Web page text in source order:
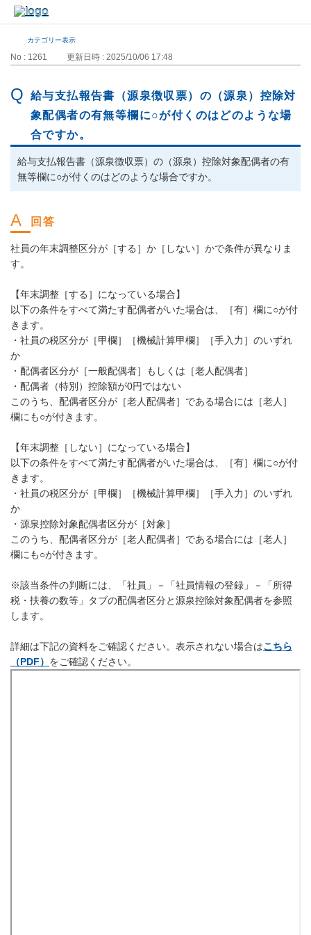
カテゴリー表示
No : 1261 更新日時 : 2025/10/06 17:48
給与支払報告書（源泉徴収票）の（源泉）控除対
象配偶者の有無等欄に○が付くのはどのような場
合ですか。
給与支払報告書（源泉徴収票）の（源泉）控除対象配偶者の有
無等欄に○が付くのはどのような場合ですか。
社員の年末調整区分が［する］か［しない］かで条件が異なりま
す。
【年末調整［する］になっている場合】
以下の条件をすべて満たす配偶者がいた場合は、［有］欄に○が付
きます。
・社員の税区分が［甲欄］［機械計算甲欄］［手入力］のいずれ
か
・配偶者区分が［一般配偶者］もしくは［老人配偶者］
・配偶者（特別）控除額が0円ではない
このうち、配偶者区分が［老人配偶者］である場合には［老人］
欄にも○が付きます。
【年末調整［しない］になっている場合】
以下の条件をすべて満たす配偶者がいた場合は、［有］欄に○が付
きます。
・社員の税区分が［甲欄］［機械計算甲欄］［手入力］のいずれ
か
・源泉控除対象配偶者区分が［対象］
このうち、配偶者区分が［老人配偶者］である場合には［老人］
欄にも○が付きます。
※該当条件の判断には、「社員」－「社員情報の登録」－「所得
税・扶養の数等」タブの配偶者区分と源泉控除対象配偶者を参照
します。
詳細は下記の資料をご確認ください。表示されない場合はこちら
（PDF） をご確認ください。